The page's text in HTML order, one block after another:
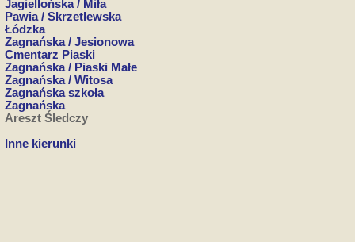
Jagiellońska / Miła
Pawia / Skrzetlewska
Łódzka
Zagnańska / Jesionowa
Cmentarz Piaski
Zagnańska / Piaski Małe
Zagnańska / Witosa
Zagnańska szkoła
Zagnańska
Areszt Śledczy
Inne kierunki